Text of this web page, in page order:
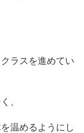
ラスを進めてい
、
温めるようにし